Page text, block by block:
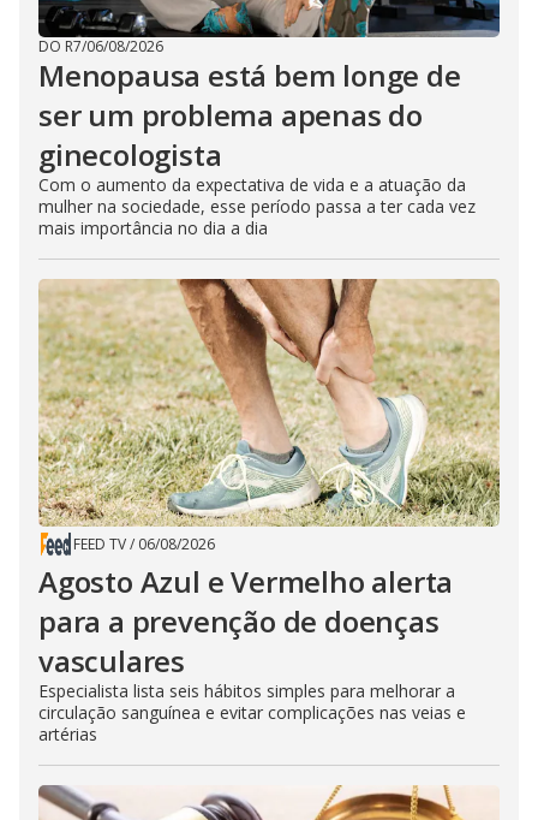
DO R7/06/08/2026
Menopausa está bem longe de
ser um problema apenas do
ginecologista
Com o aumento da expectativa de vida e a atuação da
mulher na sociedade, esse período passa a ter cada vez
mais importância no dia a dia
FEED TV/ 06/08/2026
Agosto Azul e Vermelho alerta
para a prevenção de doenças
vasculares
Especialista lista seis hábitos simples para melhorar a
circulação sanguínea e evitar complicações nas veias e
artérias